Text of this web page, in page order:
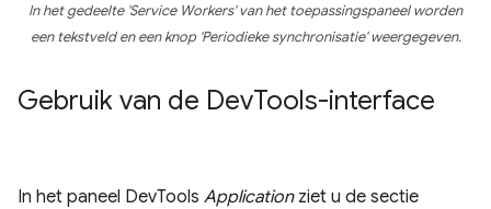
In het gedeelte 'Service Workers' van het toepassingspaneel worden
een tekstveld en een knop 'Periodieke synchronisatie' weergegeven.
Gebruik van de DevTools-interface
In het paneel DevTools Applicationziet u de sectie